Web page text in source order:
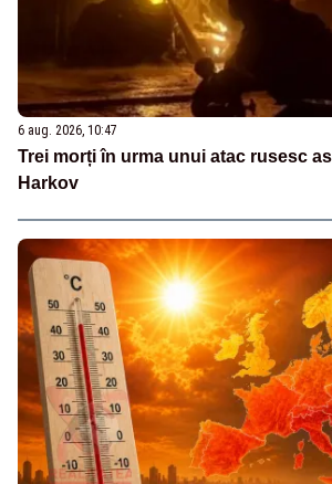
6 aug. 2026, 10:47
Trei morți în urma unui atac rusesc
Harkov